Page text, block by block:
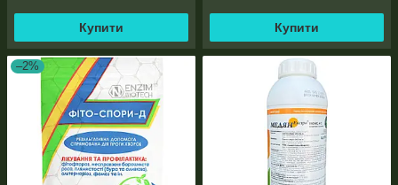
Купити Купити
–2%